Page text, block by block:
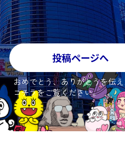
投稿ページへ
おめでとう、ありがとうを伝
コチラをご覧ください。